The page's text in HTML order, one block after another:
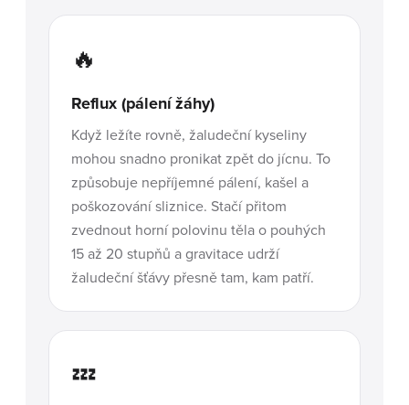
🔥
Reflux (pálení žáhy)
Když ležíte rovně, žaludeční kyseliny
mohou snadno pronikat zpět do jícnu. To
způsobuje nepříjemné pálení, kašel a
poškozování sliznice. Stačí přitom
zvednout horní polovinu těla o pouhých
15 až 20 stupňů a gravitace udrží
žaludeční šťávy přesně tam, kam patří.
💤